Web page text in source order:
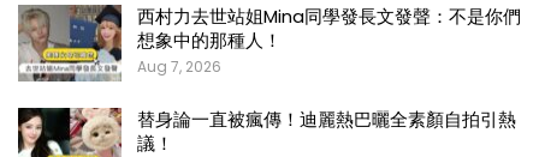
西村力去世站姐Mina同學發長文發聲：不是你們
想象中的那種人！
Aug 7, 2026
替身論一直被瘋傳！迪麗熱巴曬全素顏自拍引熱
議！